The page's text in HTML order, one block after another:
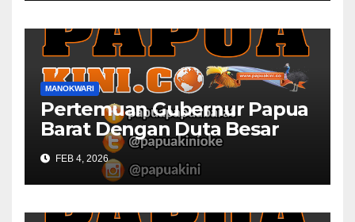
MANOKWARI
Pertemuan Gubernur Papua
Barat Dengan Duta Besar
Inggris Berbuah Manis
FEB 4, 2026